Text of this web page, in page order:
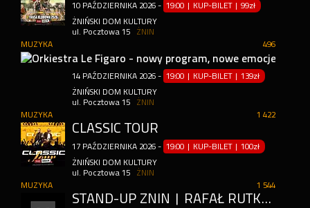
10 PAŹDZIERNIKA 2026 - 19:00 | KUP-BILET |99zł
ŻNIŃSKI DOM KULTURY
ul. Pocztowa 15
ŻNIN
496
MUZYKA
14 PAŹDZIERNIKA 2026 - 19:00 | KUP-BILET |139zł
ŻNIŃSKI DOM KULTURY
ul. Pocztowa 15
ŻNIN
1 422
MUZYKA
CLASSIC TOUR
17 PAŹDZIERNIKA 2026 - 19:00 | KUP-BILET |100zł
ŻNIŃSKI DOM KULTURY
ul. Pocztowa 15
ŻNIN
1 544
MUZYKA
STAND-UP ŻNIN | RAFAŁ RUTKOWSKI W PROGRAMIE "WEHIKUŁ CZASU"